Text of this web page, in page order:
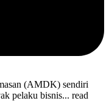
(AMDK) sendiri
pelaku bisnis... read